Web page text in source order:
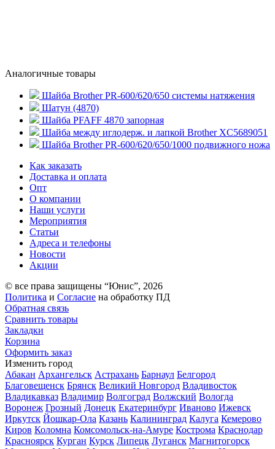
Аналогичные товары
Шайба Brother PR-600/620/650 системы натяжения
Шатун (4870)
Шайба PFAFF 4870 запорная
Шайба между иглодерж. и лапкой Brother XC5689051
Шайба Brother PR-600/620/650/1000 подвижного ножа
Как заказать
Доставка и оплата
Опт
О компании
Наши услуги
Мероприятия
Статьи
Адреса и телефоны
Новости
Акции
© все права защищены “Юнис”, 2026
Политика и Согласие на обработку ПД
Обратная связь
Сравнить товары
Закладки
Корзина
Оформить заказ
Изменить город
Абакан Архангельск Астрахань Барнаул Белгород
Благовещенск Брянск Великий Новгород Владивосток
Владикавказ Владимир Волгоград Волжский Вологда
Воронеж Грозный Донецк Екатеринбург Иваново Ижевск
Иркутск Йошкар-Ола Казань Калининград Калуга Кемерово
Киров Коломна Комсомольск-на-Амуре Кострома Краснодар
Красноярск Курган Курск Липецк Луганск Магнитогорск